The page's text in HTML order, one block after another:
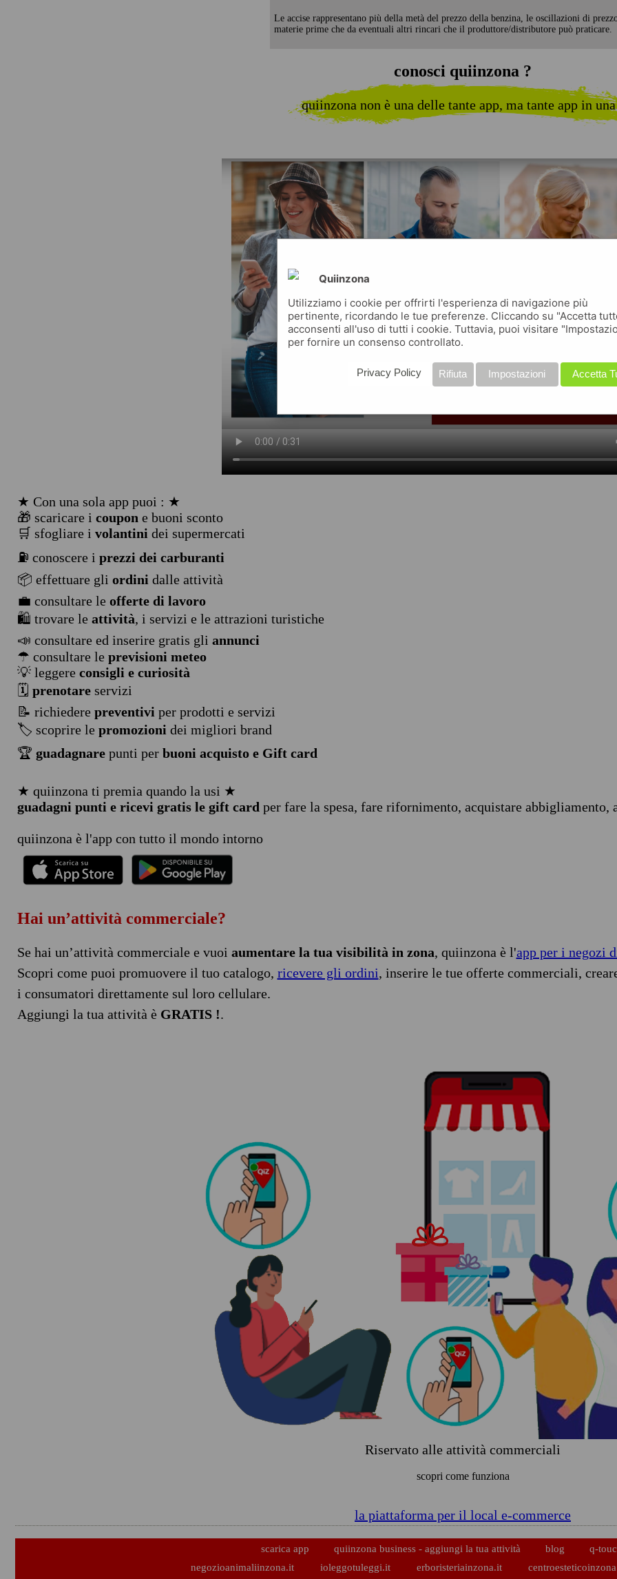
Le accise rappresentano più della metà del prezzo della benzina, le oscillazioni di
materie prime che da eventuali altri rincari che il produttore/distributore può praticare.
conosci quiinzona ?
quiinzona non è una delle tante app, ma tante app in
★ Con una sola app puoi : ★
🎁 scaricare i coupon e buoni sconto
🛒 sfogliare i volantini dei supermercati
⛽ conoscere i prezzi dei carburanti
📦 effettuare gli ordini dalle attività
💼 consultare le offerte di lavoro
🛍️ trovare le attività, i servizi e le attrazioni turistiche
📣 consultare ed inserire gratis gli annunci
☂ consultare le previsioni meteo
💡 leggere consigli e curiosità
🗓️ prenotareservizi
📝 richiedere preventivi per prodotti e servizi
🏷️ scoprire le promozioni dei migliori brand
🏆 guadagnarepunti per buoni acquisto e Gift card
★ quiinzona ti premia quando la usi ★
guadagni punti e ricevi gratis le gift card per fare la spesa, fare rifornimento, acquistare abbigliamento,
quiinzona è l'app con tutto il mondo intorno
Hai un’attività commerciale?
Se hai un’attività commerciale e vuoi aumentare la tua visibilità in zona, quiinzona è l'app per i negozi
Scopri come puoi promuovere il tuo catalogo, ricevere gli ordini, inserire le tue offerte commerciali,
i consumatori direttamente sul loro cellulare.
Aggiungi la tua attività è GRATIS !.
Riservato alle attività commerciali
scopri come funziona
la piattaforma per il local e-commerce
scarica app quiinzona business - aggiungi la tua attività blog
q-
negozioanimaliinzona.it
ioleggotuleggi.it erboristeriainzona.it
Quiinzona
Utilizziamo i cookie per offrirti l'esperienza di navigazione più
pertinente, ricordando le tue preferenze. Cliccando su "Accetta
acconsenti all'uso di tutti i cookie. Tuttavia, puoi visitare
per fornire un consenso controllato.
Accetta
Impostazioni
Rifiuta
Privacy Policy